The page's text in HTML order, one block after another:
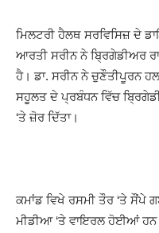
ਮਿਲਟਰੀ ਹੈਲਥ ਸਰਵਿਸਿਜ਼ ਦੇ
ਆਰਤੀ ਸਰੀਨ ਨੇ ਬ੍ਰਿਗੇਡੀਅਰ
ਹੈ। ਡਾ. ਸਰੀਨ ਨੇ ਚੁਣੌਤੀਪੂਰਨ
ਸਹੂਲਤ ਦੇ ਪ੍ਰਬੰਧਨ ਵਿੱਚ
‘ਤੇ ਜ਼ੋਰ ਦਿੱਤਾ।
ਕਮਾਂਡ ਵਿਖੇ ਰਸਮੀ ਤੌਰ ‘ਤੇ ਸੌਂਪੇ
ਮੀਡੀਆ ‘ਤੇ ਵਾਇਰਲ ਹੋਈਆਂ ਹਨ